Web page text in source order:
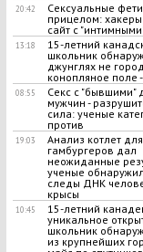
20:42
Сексуальные
прицелом:
сайт с
13:18
15-летний
школьник
джунглях не
конопляное поле
08:55
Секс с "бывшими"
мужчин -
сила: ученые
против
19:03
Анализ котлет для
гамбургеров дал
неожиданные
ученые
следы ДНК
крысы
10:45
15-летний
уникальное
школьник
из крупнейших